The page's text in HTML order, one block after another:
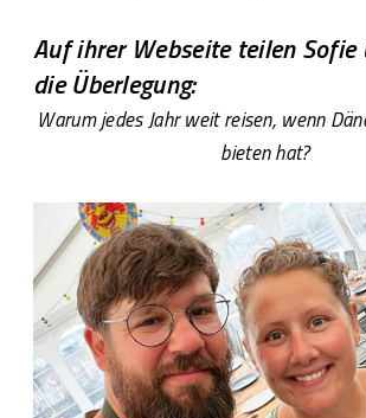
Auf ihrer Webseite teilen
die Überlegung:
Warum jedes Jahr weit reisen, wenn
bieten hat?